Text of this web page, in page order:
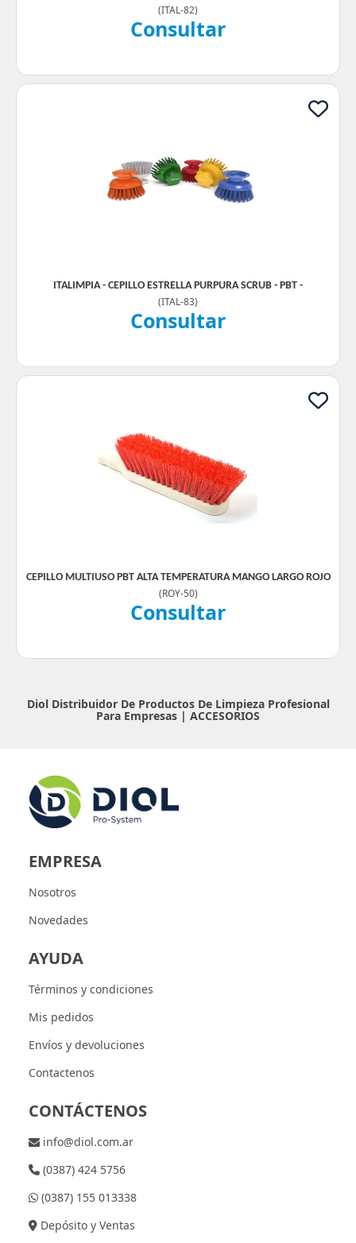
(ITAL-82)
Consultar
ITALIMPIA - CEPILLO ESTRELLA PURPURA SCRUB - PBT -
(ITAL-83)
Consultar
CEPILLO MULTIUSO PBT ALTA TEMPERATURA MANGO LARGO ROJO
(ROY-50)
Consultar
Diol Distribuidor De Productos De Limpieza Profesional
Para Empresas | ACCESORIOS
EMPRESA
Nosotros
Novedades
AYUDA
Términos y condiciones
Mis pedidos
Envíos y devoluciones
Contactenos
CONTÁCTENOS
info@diol.com.ar
(0387) 424 5756
(0387) 155 013338
Depósito y Ventas